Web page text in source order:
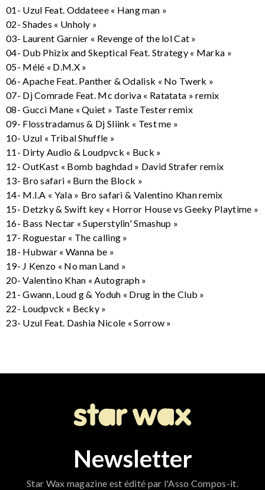
01- Uzul Feat. Oddateee « Hang man »
02- Shades « Unholy »
03- Laurent Garnier « Revenge of the lol Cat »
04- Dub Phizix and Skeptical Feat. Strategy « Marka »
05- Mélé « D.M.X »
06- Apache Feat. Panther & Odalisk « No Twerk »
07- Dj Comrade Feat. Mc doriva « Ratatata » remix
08- Gucci Mane « Quiet » Taste Tester remix
09- Flosstradamus & Dj Sliink « Test me »
10- Uzul « Tribal Shuffle »
11- Dirty Audio & Loudpvck « Buck »
12- OutKast « Bomb baghdad » David Strafer remix
13- Bro safari « Burn the Block »
14- M.I.A « Yala » Bro safari & Valentino Khan remix
15- Detzky & Swift key « Horror House vs Geeky Playtime »
16- Bass Nectar « Superstylin' Smashup »
17- Roguestar « The calling »
18- Hubwar « Wanna be »
19- J Kenzo « No man Land »
20- Valentino Khan « Autograph »
21- Gwann, Loud g & Yoduh « Drug in the Club »
22- Loudpvck « Becky »
23- Uzul Feat. Dashia Nicole « Sorrow »
Newsletter
Star Wax magazine est édité par l'Asso Compos-it.